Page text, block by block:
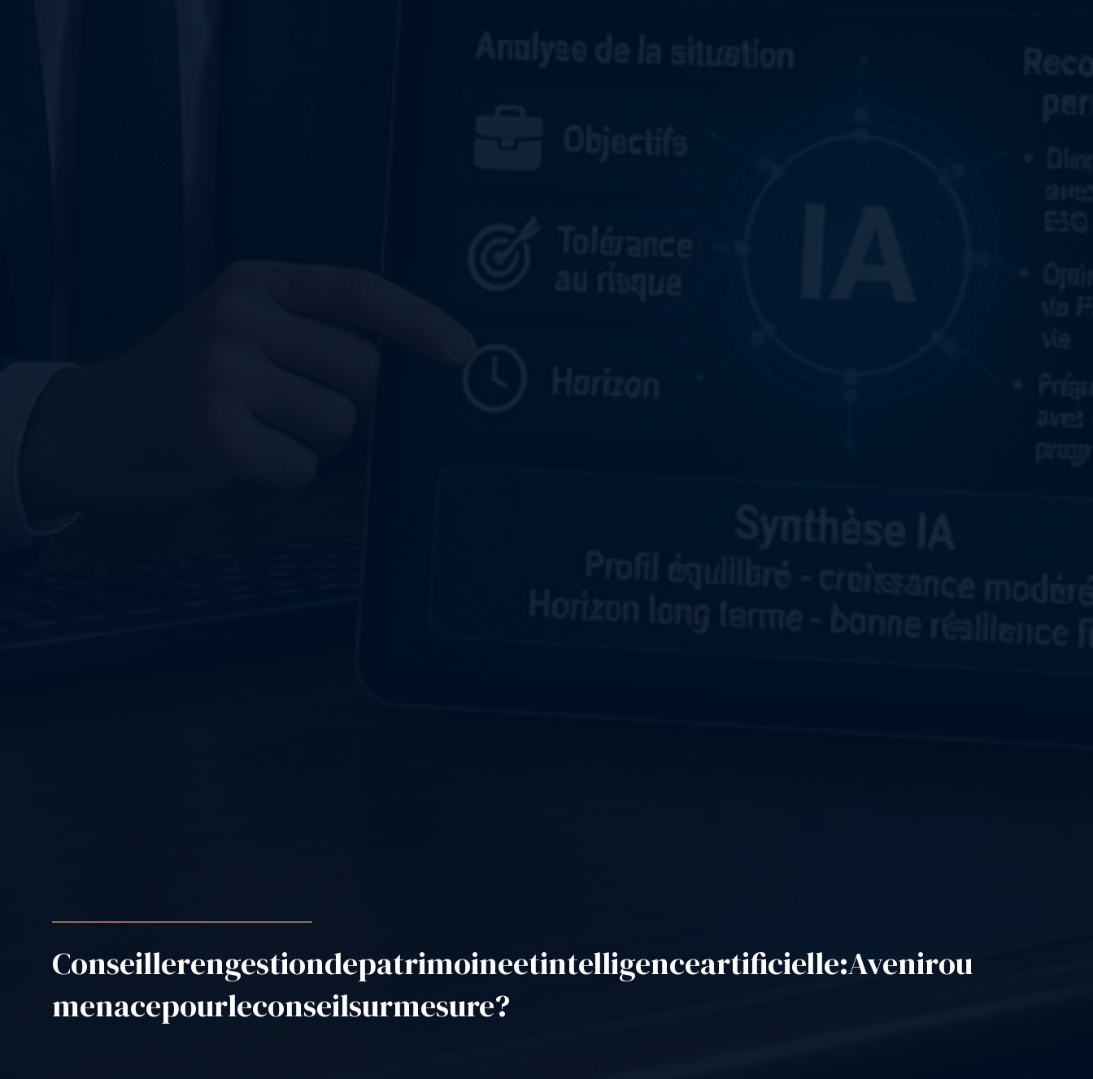
Conseillerengestiondepatrimoineetintelligenceartificielle:Avenirou
menacepourleconseilsurmesure?